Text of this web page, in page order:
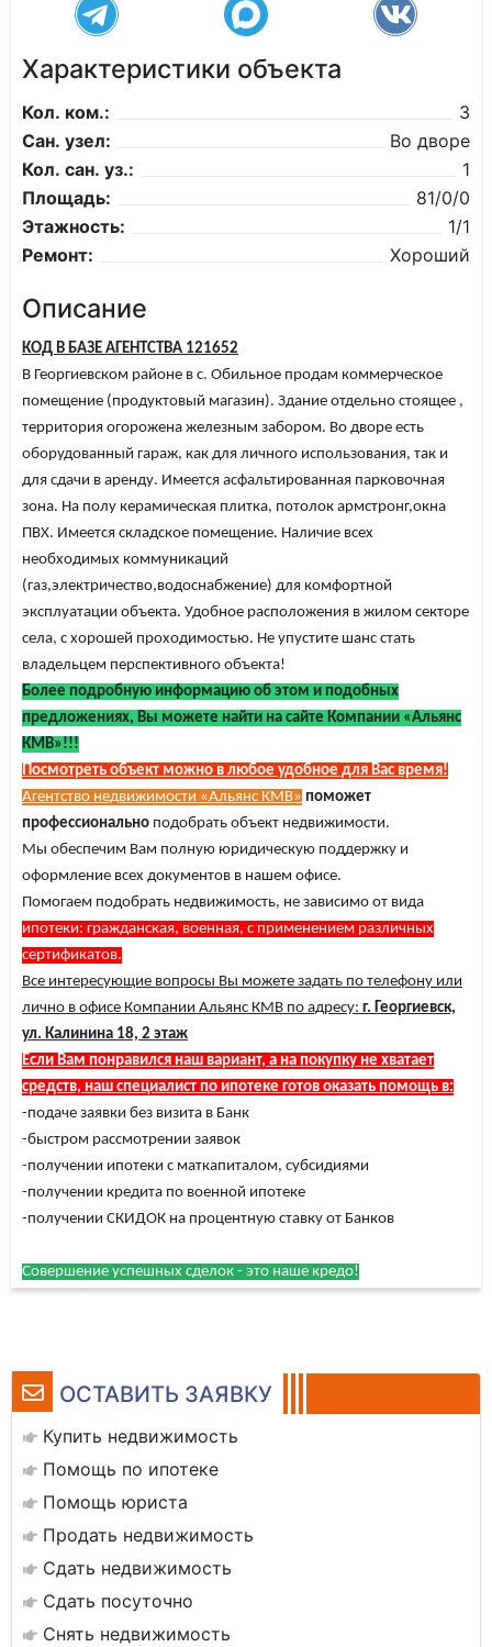
ОСТАВИТЬ ЗАЯВКУ
Купить недвижимость
Помощь по ипотеке
Помощь юриста
Продать недвижимость
Сдать недвижимость
Сдать посуточно
Снять недвижимость
Характеристики объекта
Кол. ком.:
3
Сан. узел:
Во дворе
Кол. сан. уз.:
1
Площадь:
81/0/0
Этажность:
1/1
Ремонт:
Хороший
Описание
КОД В БАЗЕ АГЕНТСТВА 121652
В Георгиевском районе в с. Обильное продам коммерческое
помещение (продуктовый магазин). Здание отдельно стоящее ,
территория огорожена железным забором. Во дворе есть
оборудованный гараж, как для личного использования, так и
для сдачи в аренду. Имеется асфальтированная парковочная
зона. На полу керамическая плитка, потолок армстронг,окна
ПВХ. Имеется складское помещение. Наличие всех
необходимых коммуникаций
(газ,электричество,водоснабжение) для комфортной
эксплуатации объекта. Удобное расположения в жилом секторе
села, с хорошей проходимостью. Не упустите шанс стать
владельцем перспективного объекта!
Более подробную информацию об этом и подобных
предложениях, Вы можете найти на сайте Компании «Альянс
КМВ»!!!
Посмотреть объект можно в любое удобное для Вас время!
Агентство недвижимости «Альянс КМВ» поможет
профессионально подобрать объект недвижимости.
Мы обеспечим Вам полную юридическую поддержку и
оформление всех документов в нашем офисе.
Помогаем подобрать недвижимость, не зависимо от вида
ипотеки: гражданская, военная, с применением различных
сертификатов.
Все интересующие вопросы Вы можете задать по телефону или
лично в офисе Компании Альянс КМВ по адресу: г. Георгиевск,
ул. Калинина 18, 2 этаж
Если Вам понравился наш вариант, а на покупку не хватает
средств, наш специалист по ипотеке готов оказать помощь в:
-подаче заявки без визита в Банк
-быстром рассмотрении заявок
-получении ипотеки с маткапиталом, субсидиями
-получении кредита по военной ипотеке
-получении СКИДОК на процентную ставку от Банков
Совершение успешных сделок - это наше кредо!